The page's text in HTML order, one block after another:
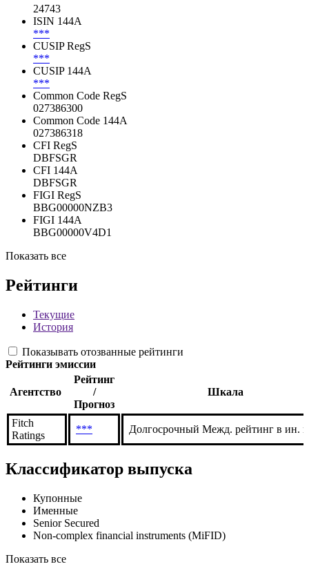
24743
ISIN 144A
***
CUSIP RegS
***
CUSIP 144A
***
Common Code RegS
027386300
Common Code 144A
027386318
CFI RegS
DBFSGR
CFI 144A
DBFSGR
FIGI RegS
BBG00000NZB3
FIGI 144A
BBG00000V4D1
Показать все
Рейтинги
Текущие
История
Показывать отозванные рейтинги
Рейтинги эмиссии
Агентство
Рейтинг
/
Прогноз
Шкала
Fitch
Ratings
*** Долгосрочный Межд. рейтинг в ин.
Классификатор выпуска
Купонные
Именные
Senior Secured
Non-complex financial instruments (MiFID)
Показать все